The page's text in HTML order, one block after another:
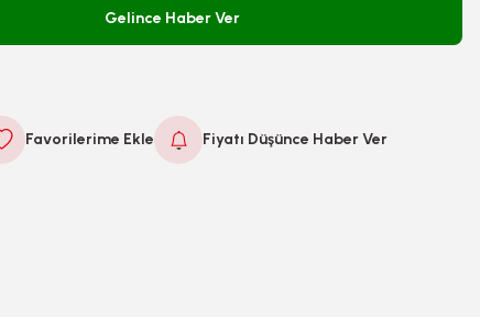
Gelince Haber Ver
Fiyatı Düşünce Haber Ver